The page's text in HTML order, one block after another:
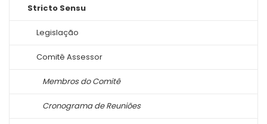
Stricto Sensu
Legislação
Comitê Assessor
Membros do Comitê
Cronograma de Reuniões